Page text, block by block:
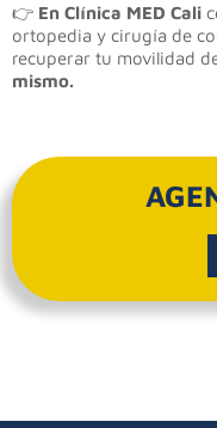
👉 En Clínica MED Cali
ortopedia y cirugía de
recuperar tu movilidad
mismo.